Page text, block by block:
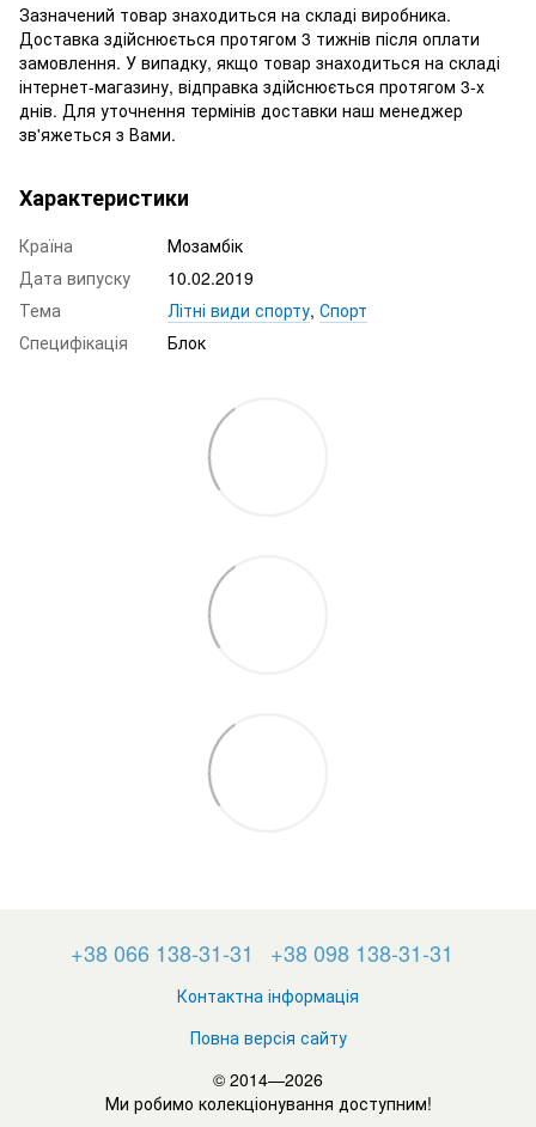
Зазначений товар знаходиться на складі виробника.
Доставка здійснюється протягом 3 тижнів після оплати
замовлення. У випадку, якщо товар знаходиться на складі
інтернет-магазину, відправка здійснюється протягом 3-х
днів. Для уточнення термінів доставки наш менеджер
зв'яжеться з Вами.
Характеристики
Країна
Мозамбік
Дата випуску
10.02.2019
Тема
Літні види спорту, Спорт
Специфікація
Блок
+38 066 138-31-31 +38 098 138-31-31
Контактна інформація
Повна версія сайту
© 2014—2026
Ми робимо колекціонування доступним!